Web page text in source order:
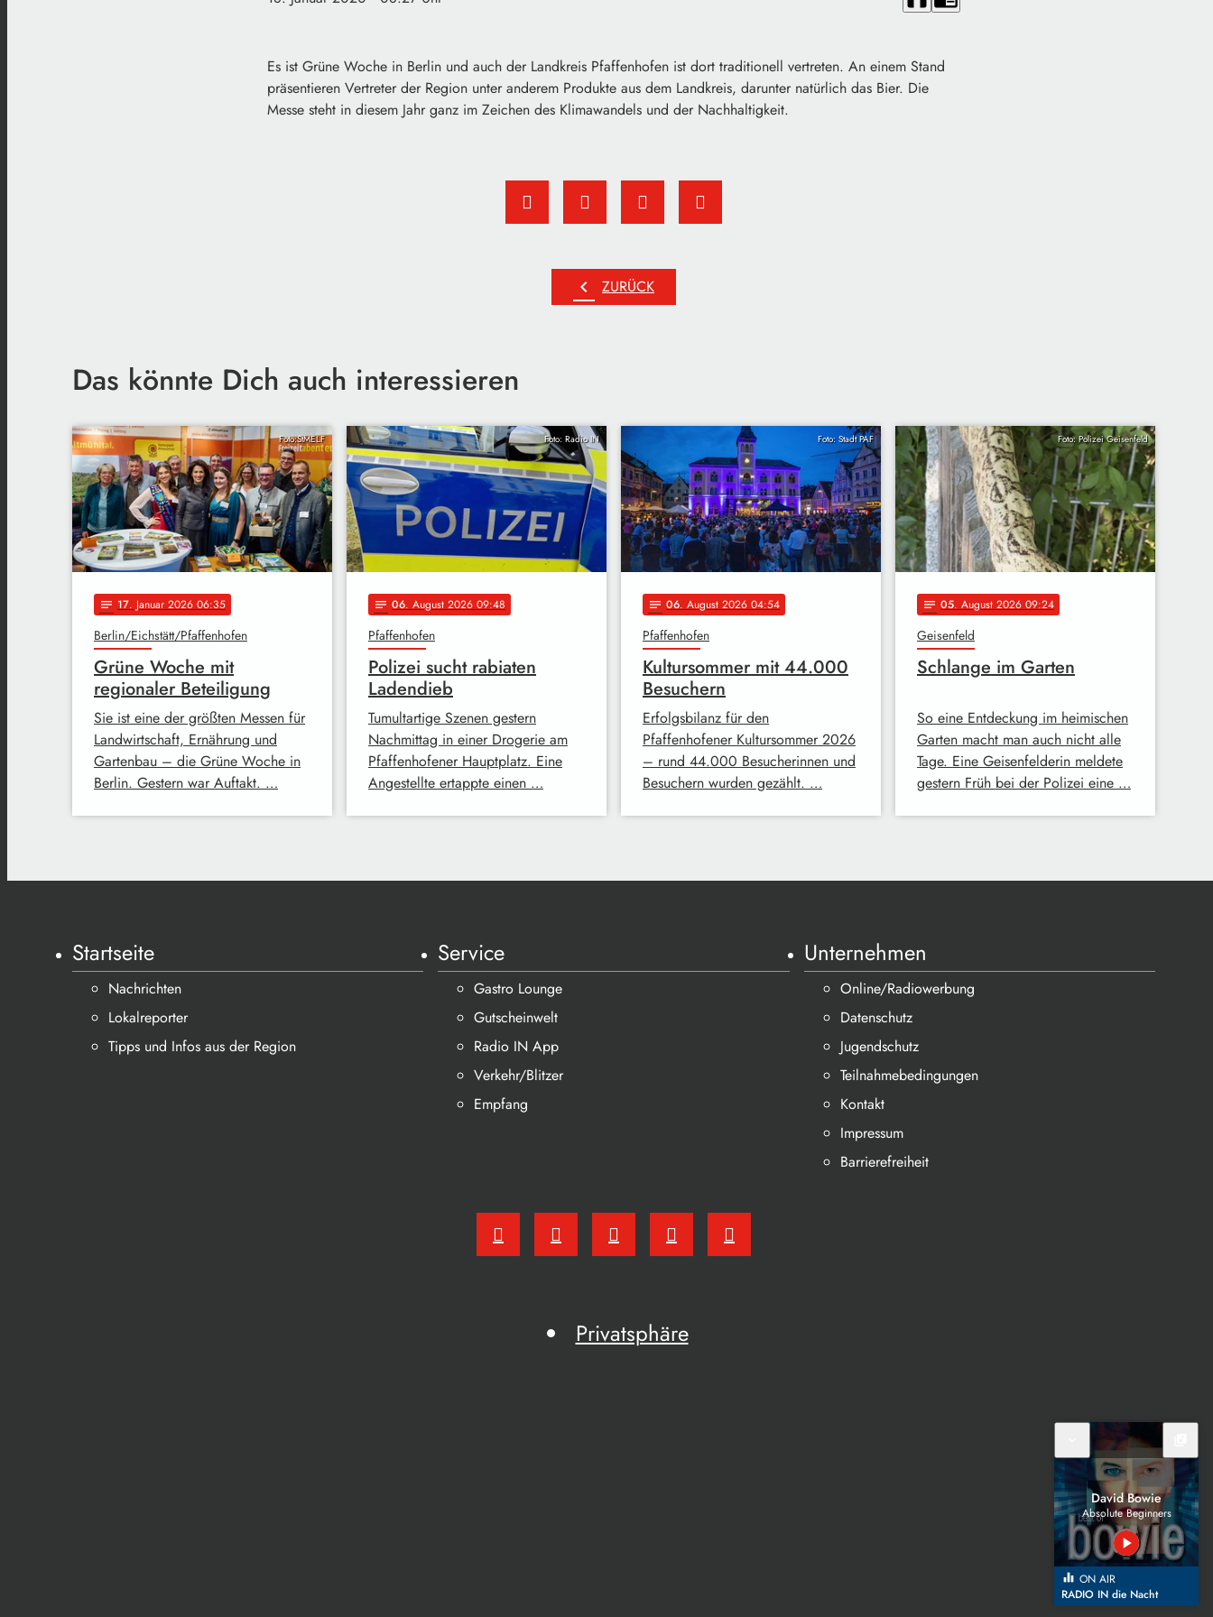
Es ist Grüne Woche in Berlin und auch der Landkreis Pfaffenhofen ist dort traditionell vertreten. An einem Stand
präsentieren Vertreter der Region unter anderem Produkte aus dem Landkreis, darunter natürlich das Bier. Die
Messe steht in diesem Jahr ganz im Zeichen des Klimawandels und der Nachhaltigkeit.
chevron_left ZURÜCK
Das könnte Dich auch interessieren
Foto:StMELF
notes 17. Januar 2026 06:35
Berlin/Eichstätt/Pfaffenhofen
Grüne Woche mit
regionaler Beteiligung
Sie ist eine der größten Messen für
Landwirtschaft, Ernährung und
Gartenbau – die Grüne Woche in
Berlin. Gestern war Auftakt. …
Foto: Radio IN
notes 06. August 2026 09:48
Pfaffenhofen
Polizei sucht rabiaten
Ladendieb
Tumultartige Szenen gestern
Nachmittag in einer Drogerie am
Pfaffenhofener Hauptplatz. Eine
Angestellte ertappte einen …
Foto: Stadt PAF
notes 06. August 2026 04:54
Pfaffenhofen
Kultursommer mit 44.000
Besuchern
Erfolgsbilanz für den
Pfaffenhofener Kultursommer 2026
– rund 44.000 Besucherinnen und
Besuchern wurden gezählt. …
Foto: Polizei Geisenfeld
notes 05. August 2026 09:24
Geisenfeld
Schlange im Garten
So eine Entdeckung im heimischen
Garten macht man auch nicht alle
Tage. Eine Geisenfelderin meldete
gestern Früh bei der Polizei eine …
Startseite
Nachrichten
Lokalreporter
Tipps und Infos aus der Region
Service
Gastro Lounge
Gutscheinwelt
Radio IN App
Verkehr/Blitzer
Empfang
Unternehmen
Online/Radiowerbung
Datenschutz
Jugendschutz
Teilnahmebedingungen
Kontakt
Impressum
Barrierefreiheit
Privatsphäre
David Bowie
Absolute Beginners
play_arrow
equalizer ON AIR
RADIO IN die Nacht